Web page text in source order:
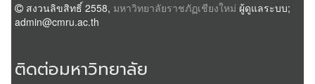
สงวนลิขสิทธิ์ 2558, มหาวิทยาลัยราชภัฏเชียงใหม่ ผู้ดูแลระบบ;
admin@cmru.ac.th
ติดต่อมหาวิทยาลัย